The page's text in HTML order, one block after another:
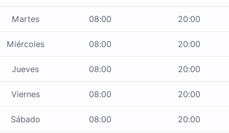
Martes 08:00 20:00
Miércoles 08:00 20:00
Jueves 08:00 20:00
Viernes 08:00 20:00
Sábado 08:00 20:00